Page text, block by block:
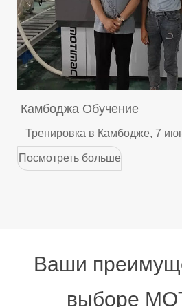
Камбоджа Обучение
Тренировка в Камбодже, 7
Посмотреть больше
Ваши
выборе